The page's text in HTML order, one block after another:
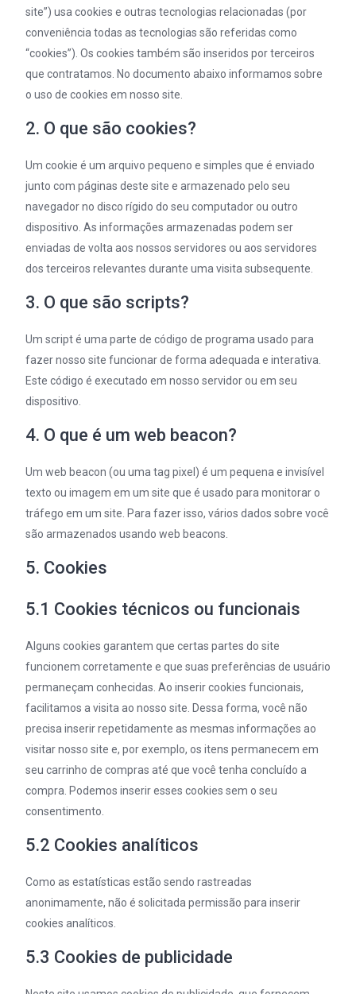
site”) usa cookies e outras tecnologias relacionadas (por
conveniência todas as tecnologias são referidas como
“cookies”). Os cookies também são inseridos por terceiros
que contratamos. No documento abaixo informamos sobre
o uso de cookies em nosso site.
2. O que são cookies?
Um cookie é um arquivo pequeno e simples que é enviado
junto com páginas deste site e armazenado pelo seu
navegador no disco rígido do seu computador ou outro
dispositivo. As informações armazenadas podem ser
enviadas de volta aos nossos servidores ou aos servidores
dos terceiros relevantes durante uma visita subsequente.
3. O que são scripts?
Um script é uma parte de código de programa usado para
fazer nosso site funcionar de forma adequada e interativa.
Este código é executado em nosso servidor ou em seu
dispositivo.
4. O que é um web beacon?
Um web beacon (ou uma tag pixel) é um pequena e invisível
texto ou imagem em um site que é usado para monitorar o
tráfego em um site. Para fazer isso, vários dados sobre você
são armazenados usando web beacons.
5. Cookies
5.1 Cookies técnicos ou funcionais
Alguns cookies garantem que certas partes do site
funcionem corretamente e que suas preferências de usuário
permaneçam conhecidas. Ao inserir cookies funcionais,
facilitamos a visita ao nosso site. Dessa forma, você não
precisa inserir repetidamente as mesmas informações ao
visitar nosso site e, por exemplo, os itens permanecem em
seu carrinho de compras até que você tenha concluído a
compra. Podemos inserir esses cookies sem o seu
consentimento.
5.2 Cookies analíticos
Como as estatísticas estão sendo rastreadas
anonimamente, não é solicitada permissão para inserir
cookies analíticos.
5.3 Cookies de publicidade